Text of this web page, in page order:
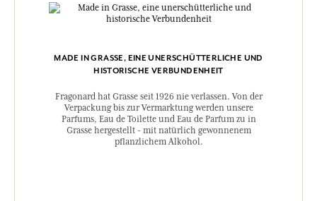
MADE IN GRASSE, EINE UNERSCHÜTTERLICHE UND
HISTORISCHE VERBUNDENHEIT
Fragonard hat Grasse seit 1926 nie verlassen. Von der
Verpackung bis zur Vermarktung werden unsere
Parfums, Eau de Toilette und Eau de Parfum zu in
Grasse hergestellt - mit natürlich gewonnenem
pflanzlichem Alkohol.